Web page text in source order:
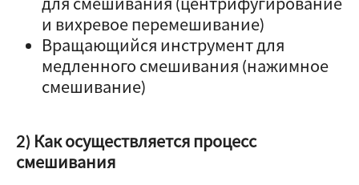
и вихревое перемешивание)
Вращающийся инструмент для
медленного смешивания (нажимное
смешивание)
2) Как осуществляется процесс
смешивания